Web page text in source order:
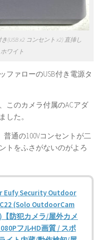
(USB x2 コンセント x2) 直挿し
ホワイト
ファローのUSB付き電源タ
このカメラ付属のACアダ
した。
通の100Vコンセントが二
トをふさがないのがよろ
Eufy Security Outdoor
(Solo OutdoorCam
【防犯カメラ/屋外カメ
フルHD画質 / スポ